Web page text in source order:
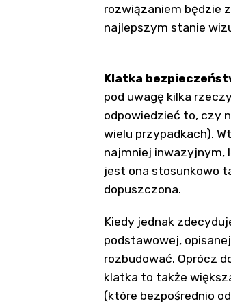
rozwiązaniem będzie
najlepszym stanie
Klatka
pod uwagę kilka
odpowiedzieć to, czy
wielu przypadkach).
najmniej inwazyjnym,
jest ona stosunkowo
dopuszczona.
Kiedy jednak
podstawowej,
rozbudować. Oprócz
klatka to także
(które bezpośrednio